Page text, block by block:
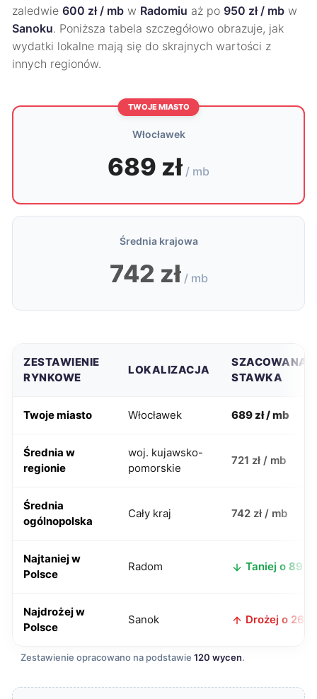
zaledwie 600 zł / mb w Radomiu aż po 950 zł / mb w
Sanoku. Poniższa tabela szczegółowo obrazuje, jak
wydatki lokalne mają się do skrajnych wartości z
innych regionów.
TWOJE MIASTO
Włocławek
689 zł / mb
Średnia krajowa
742 zł / mb
ZESTAWIENIE
RYNKOWE
LOKALIZACJA
SZACOWANA
STAWKA
Twoje miasto Włocławek 689 zł / mb
Średnia w
regionie
woj. kujawsko-
pomorskie
721 zł / mb
Średnia
ogólnopolska
Cały kraj 742 zł / mb
Najtaniej w
Polsce
Radom Taniej o 89 zł
Najdrożej w
Polsce
Sanok Drożej o 261
Zestawienie opracowano na podstawie 120 wycen.